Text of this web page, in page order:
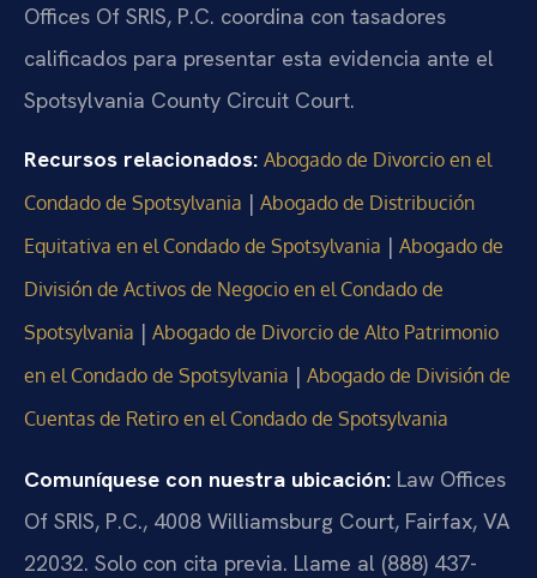
Offices Of SRIS, P.C. coordina con tasadores
calificados para presentar esta evidencia ante el
Spotsylvania County Circuit Court.
Recursos relacionados: Abogado de Divorcio en el
Condado de Spotsylvania | Abogado de Distribución
Equitativa en el Condado de Spotsylvania | Abogado de
División de Activos de Negocio en el Condado de
Spotsylvania | Abogado de Divorcio de Alto Patrimonio
en el Condado de Spotsylvania | Abogado de División de
Cuentas de Retiro en el Condado de Spotsylvania
Comuníquese con nuestra ubicación: Law Offices
Of SRIS, P.C., 4008 Williamsburg Court, Fairfax, VA
22032. Solo con cita previa. Llame al (888) 437-